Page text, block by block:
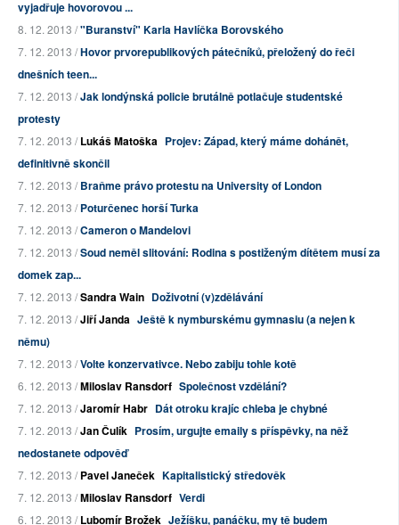
vyjadřuje hovorovou ...
8. 12. 2013 /"Buranství" Karla Havlíčka Borovského
7. 12. 2013 /Hovor prvorepublikových pátečníků, přeložený do řeči
dnešních teen...
7. 12. 2013 /Jak londýnská policie brutálně potlačuje studentské
protesty
7. 12. 2013 /Lukáš Matoška Projev: Západ, který máme dohánět,
definitivně skončil
7. 12. 2013 /Braňme právo protestu na University of London
7. 12. 2013 /Poturčenec horší Turka
7. 12. 2013 /Cameron o Mandelovi
7. 12. 2013 /Soud neměl slitování: Rodina s postiženým dítětem musí za
domek zap...
7. 12. 2013 /Sandra Wain Doživotní (v)zdělávání
7. 12. 2013 /Jiří Janda Ještě k nymburskému gymnasiu (a nejen k
němu)
7. 12. 2013 /Volte konzervativce. Nebo zabiju tohle kotě
6. 12. 2013 /Miloslav Ransdorf Společnost vzdělání?
7. 12. 2013 /Jaromír Habr Dát otroku krajíc chleba je chybné
7. 12. 2013 /Jan Čulík Prosím, urgujte emaily s příspěvky, na něž
nedostanete odpověď
7. 12. 2013 /Pavel Janeček Kapitalistický středověk
7. 12. 2013 /Miloslav Ransdorf Verdi
6. 12. 2013 /Lubomír Brožek Ježíšku, panáčku, my tě budem